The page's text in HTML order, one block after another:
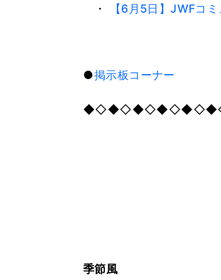
・
【6月5日】JWFコ
●掲示板コーナー
季節風